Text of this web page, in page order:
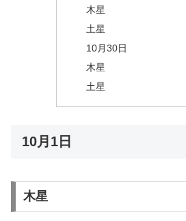
木星
土星
10月30日
木星
土星
10月1日
木星